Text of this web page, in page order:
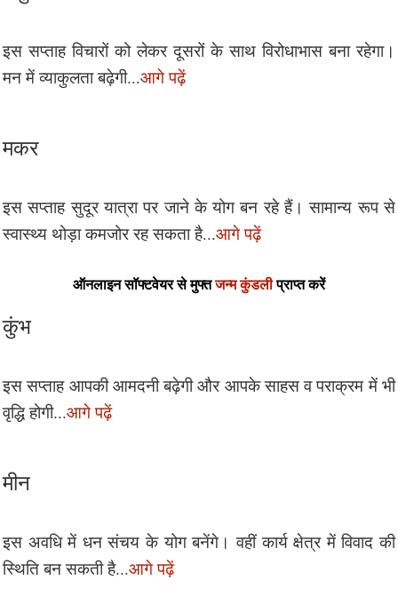
इस सप्ताह विचारों को लेकर दूसरों के साथ विरोधाभास बना रहेगा।
मन में व्याकुलता बढ़ेगी...आगे पढ़ें
मकर
इस सप्ताह सुदूर यात्रा पर जाने के योग बन रहे हैं। सामान्य रूप से
स्वास्थ्य थोड़ा कमजोर रह सकता है...आगे पढ़ें
ऑनलाइन सॉफ्टवेयर से मुफ्तजन्म कुंडलीप्राप्त करें
कुंभ
इस सप्ताह आपकी आमदनी बढ़ेगी और आपके साहस व पराक्रम में भी
वृद्धि होगी...आगे पढ़ें
मीन
इस अवधि में धन संचय के योग बनेंगे। वहीं कार्य क्षेत्र में विवाद की
स्थिति बन सकती है...आगे पढ़ें